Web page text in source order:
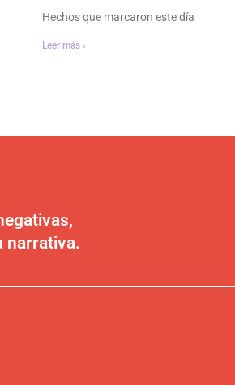
Hechos que marcaron este día
Leer más ›
narrativa.